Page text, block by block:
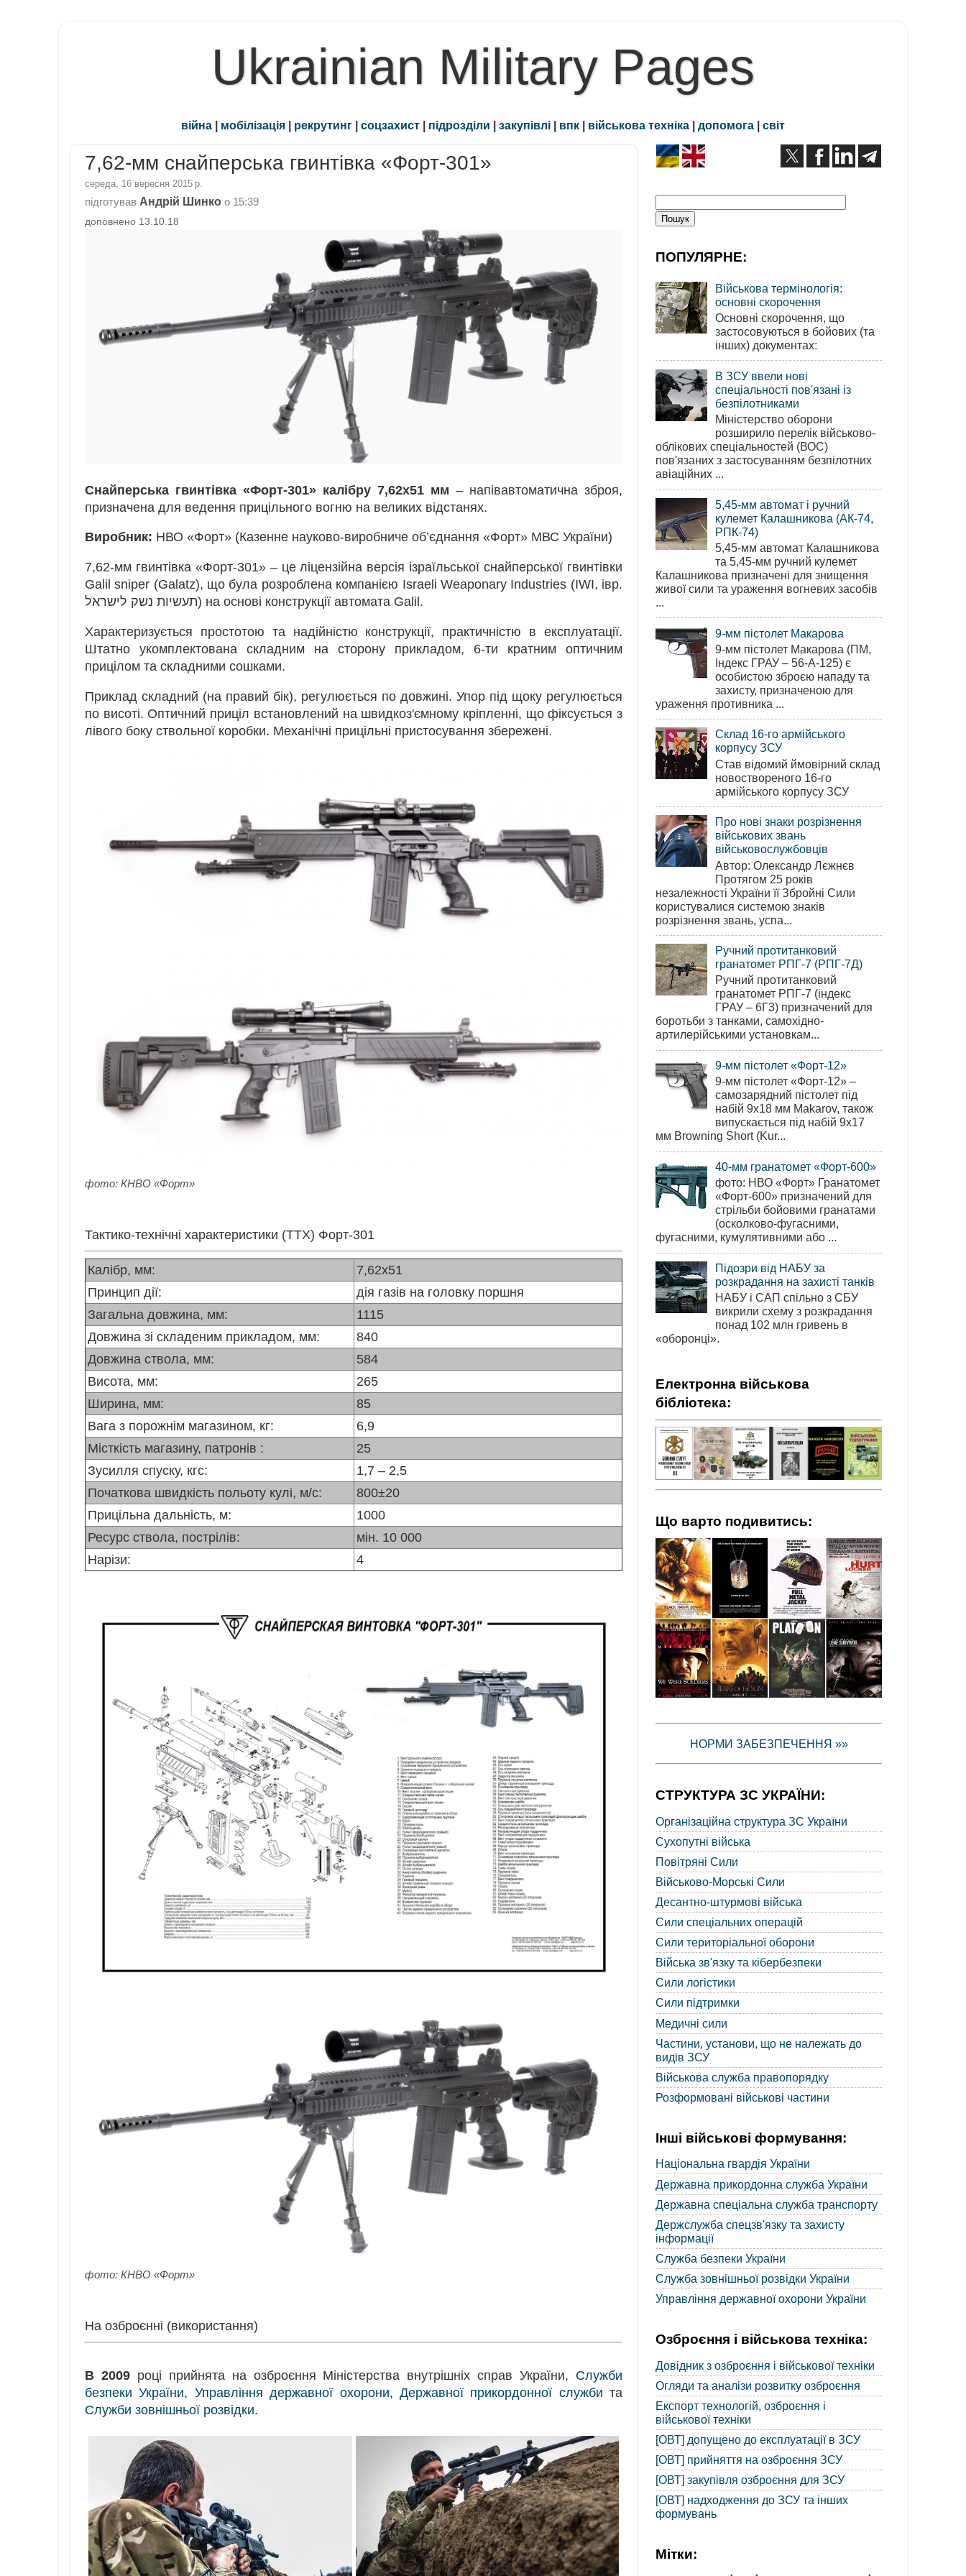
Ukrainian Military Pages
війна | мобілізація | рекрутинг | соцзахист | підрозділи | закупівлі | впк | військова техніка | допомога | світ
7,62-мм снайперська гвинтівка «Форт-301»
середа, 16 вересня 2015 р.
підготував Андрій Шинко о 15:39
доповнено 13.10.18
Снайперська гвинтівка «Форт-301» калібру 7,62х51 мм – напівавтоматична зброя,
призначена для ведення прицільного вогню на великих відстанях.
Виробник: НВО «Форт» (Казенне науково-виробниче об’єднання «Форт» МВС України)
7,62-мм гвинтівка «Форт-301» – це ліцензійна версія ізраїльської cнайперської гвинтівки
Galil sniper (Galatz), що була розроблена компанією Israeli Weaponary Industries (IWI, івр.
תעשיות נשק לישראל) на основі конструкції автомата Galil.
Характеризується простотою та надійністю конструкції, практичністю в експлуатації.
Штатно укомплектована складним на сторону прикладом, 6-ти кратним оптичним
прицілом та складними сошками.
Приклад складний (на правий бік), регулюється по довжині. Упор під щоку регулюється
по висоті. Оптичний приціл встановлений на швидкоз'ємному кріпленні, що фіксується з
лівого боку ствольної коробки. Механічні прицільні пристосування збережені.
фото: КНВО «Форт»
Тактико-технічні характеристики (ТТХ) Форт-301
Калібр, мм:
7,62x51
Принцип дії:
дія газів на головку поршня
Загальна довжина, мм:
1115
Довжина зі складеним прикладом, мм:
840
Довжина ствола, мм:
584
Висота, мм:
265
Ширина, мм:
85
Вага з порожнім магазином, кг:
6,9
Місткість магазину, патронів :
25
Зусилля спуску, кгс:
1,7 – 2,5
Початкова швидкість польоту кулі, м/с:
800±20
Прицільна дальність, м:
1000
Ресурс ствола, пострілів:
мін. 10 000
Нарізи:
4
фото: КНВО «Форт»
На озброєнні (використання)
В 2009році прийнята на озброєння Міністерства внутрішніх справ України, Служби
безпеки України, Управління державної охорони, Державної прикордонної служби та
Служби зовнішньої розвідки.
ПОПУЛЯРНЕ:
Військова термінологія:
основні скорочення
Основні скорочення, що
застосовуються в бойових (та
інших) документах:
В ЗСУ ввели нові
спеціальності пов'язані із
безпілотниками
Міністерство оборони
розширило перелік військово-
облікових спеціальностей (ВОС)
пов'язаних з застосуванням безпілотних
авіаційних ...
5,45-мм автомат і ручний
кулемет Калашникова (АК-74,
РПК-74)
5,45-мм автомат Калашникова
та 5,45-мм ручний кулемет
Калашникова призначені для знищення
живої сили та ураження вогневих засобів
...
9-мм пістолет Макарова
9-мм пістолет Макарова (ПМ,
Індекс ГРАУ – 56-А-125) є
особистою зброєю нападу та
захисту, призначеною для
ураження противника ...
Склад 16-го армійського
корпусу ЗСУ
Став відомий ймовірний склад
новоствореного 16-го
армійського корпусу ЗСУ
Про нові знаки розрізнення
військових звань
військовослужбовців
Автор: Олександр Лєжнєв
Протягом 25 років
незалежності України її Збройні Сили
користувалися системою знаків
розрізнення звань, успа...
Ручний протитанковий
гранатомет РПГ-7 (РПГ-7Д)
Ручний протитанковий
гранатомет РПГ-7 (індекс
ГРАУ – 6Г3) призначений для
боротьби з танками, самохідно-
артилерійськими установкам...
9-мм пістолет «Форт-12»
9-мм пістолет «Форт-12» –
самозарядний пістолет під
набій 9х18 мм Makarov, також
випускається під набій 9х17
мм Browning Short (Kur...
40-мм гранатомет «Форт-600»
фото: НВО «Форт» Гранатомет
«Форт-600» призначений для
стрільби бойовими гранатами
(осколково-фугасними,
фугасними, кумулятивними або ...
Підозри від НАБУ за
розкрадання на захисті танків
НАБУ і САП спільно з СБУ
викрили схему з розкрадання
понад 102 млн гривень в
«оборонці».
Електронна військова
бібліотека:
Що варто подивитись:
НОРМИ ЗАБЕЗПЕЧЕННЯ »»
СТРУКТУРА ЗС УКРАЇНИ:
Організаційна структура ЗС України
Сухопутні війська
Повітряні Сили
Військово-Морські Сили
Десантно-штурмові війська
Сили спеціальних операцій
Сили територіальної оборони
Війська зв'язку та кібербезпеки
Сили логістики
Сили підтримки
Медичні сили
Частини, установи, що не належать до
видів ЗСУ
Військова служба правопорядку
Розформовані військові частини
Інші військові формування:
Національна гвардія України
Державна прикордонна служба України
Державна спеціальна служба транспорту
Держслужба спецзв'язку та захисту
інформації
Служба безпеки України
Служба зовнішньої розвідки України
Управління державної охорони України
Озброєння і військова техніка:
Довідник з озброєння і військової техніки
Огляди та аналізи розвитку озброєння
Експорт технологій, озброєння і
військової техніки
[ОВТ] допущено до експлуатації в ЗСУ
[ОВТ] прийняття на озброєння ЗСУ
[ОВТ] закупівля озброєння для ЗСУ
[ОВТ] надходження до ЗСУ та інших
формувань
Мітки: